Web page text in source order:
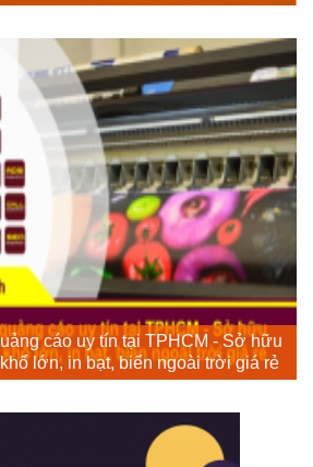
cáo uy tín tại TPHCM - Sở hữu
lớn, in bạt, biển ngoài trời giá rẻ